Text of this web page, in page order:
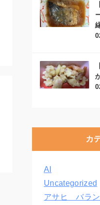
カ
AI
Uncategorized
アサヒ バラン